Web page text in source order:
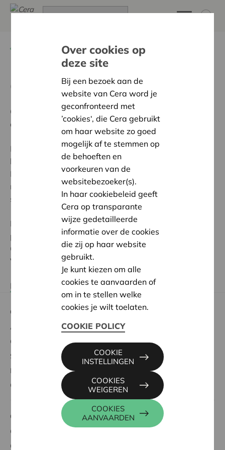
Genieten van voordelen
Ontdek Cera in KBC Mobile!
Goed nieuws: vanaf nu is Cera beschikbaar via ‘Extra
diensten’ in je KBC Mobile app op je smartphone.
Met een paar klikken kun je nu je Cera-voordelen
bestellen.
Probeer het zelf en doe mee aan onze wedstrijd. Je
maakt kans op 1 van de 5 Samsung Galaxy S20
smartphones!
NB : Vind je het wedstrijdformulier niet op deze
pagina? Ga dan naar je KBC Mobile app.
Open ‘Extra diensten’, klik op het Cera-logo en ga naar
Vennotenvoordelen. Daar vind je de wedstrijd.
Lees het wedstrijd reglement
Over Cera
Aandelen kopen
Genieten van voordelen
Steun aan de samenleving
Meebeslissen
Over Cera
Cera voor
Cera voor verenigingen
Cera voor coöperaties
Over cookies op
deze site
Bij een bezoek aan de
website van Cera word je
geconfronteerd met
’cookies‘, die Cera gebruikt
om haar website zo goed
mogelijk af te stemmen op
de behoeften en
voorkeuren van de
websitebezoeker(s).
In haar cookiebeleid geeft
Cera op transparante
wijze gedetailleerde
informatie over de cookies
die zij op haar website
gebruikt.
Je kunt kiezen om alle
cookies te aanvaarden of
om in te stellen welke
cookies je wilt toelaten.
COOKIE POLICY
COOKIES
AANVAARDEN
COOKIES
WEIGEREN
COOKIE
INSTELLINGEN